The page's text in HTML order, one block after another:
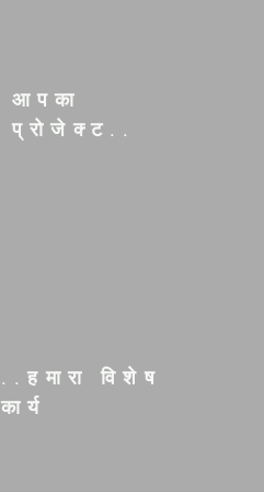
आपका
प्रोजेक्ट..
..हमारा विशेष
कार्य